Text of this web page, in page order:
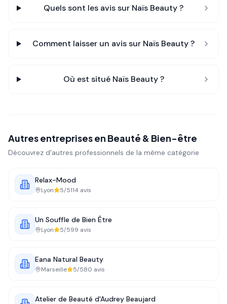
Quels sont les avis sur Naïs Beauty?
Comment laisser un avis sur Naïs Beauty?
Où est situé Naïs Beauty?
Autres entreprises en Beauté & Bien-être
Découvrez d'autres professionnels de la même catégorie
Relax-Mood
Lyon 5/5114 avis
Un Souffle de Bien Être
Lyon 5/599 avis
Eana Natural Beauty
Marseille 5/580 avis
Atelier de Beauté d'Audrey Beaujard